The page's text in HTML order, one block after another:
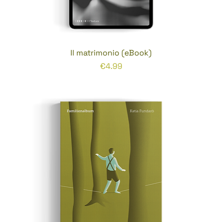
Il matrimonio (eBook)
Prezzo
€4.99